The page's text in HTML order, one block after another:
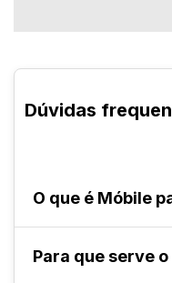
Dúvidas
O que é Móbile
É um material
comunicação visual
Para que serve